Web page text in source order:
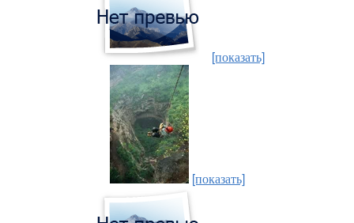
[показать]
[показать]